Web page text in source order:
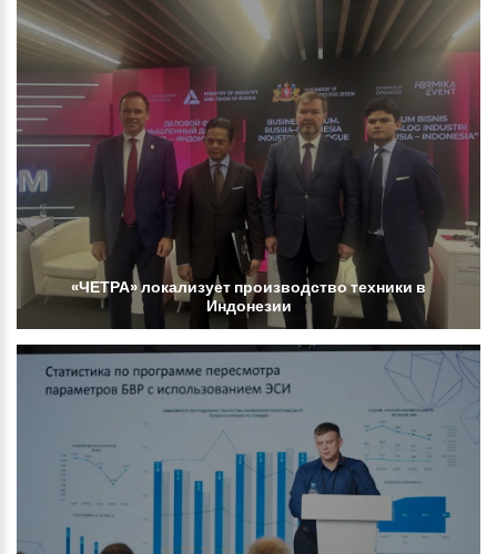
«ЧЕТРА»локализует производствотехники в
Индонезии